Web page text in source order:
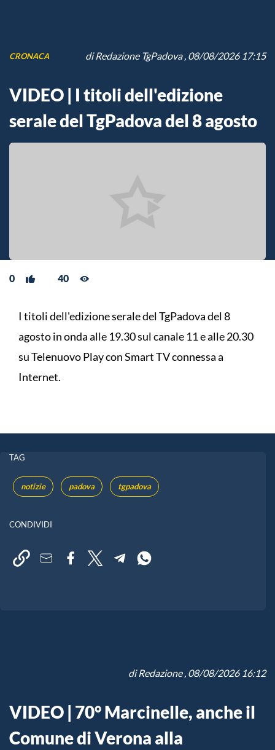
CRONACA diRedazione TgPadova, 08/08/2026 17:15
VIDEO | I titoli dell'edizione
serale del TgPadova del 8 agosto
0 40
I titoli dell'edizione serale del TgPadova del 8
agosto in onda alle 19.30 sul canale 11 e alle 20.30
su Telenuovo Play con Smart TV connessa a
Internet.
TAG
notizie padova tgpadova
CONDIVIDI
diRedazione, 08/08/2026 16:12
VIDEO | 70° Marcinelle, anche il
Comune di Verona alla